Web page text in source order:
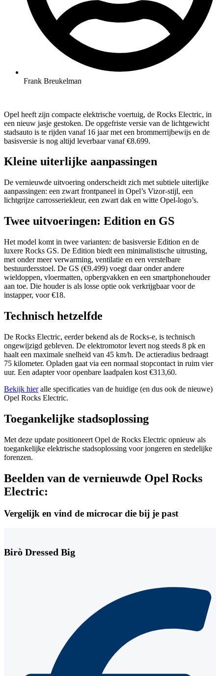
Frank Breukelman
Opel heeft zijn compacte elektrische voertuig, de Rocks Electric, in
een nieuw jasje gestoken. De opgefriste versie van de lichtgewicht
stadsauto is te rijden vanaf 16 jaar met een brommerrijbewijs en de
basisversie is nog altijd leverbaar vanaf €8.699.
Kleine uiterlijke aanpassingen
De vernieuwde uitvoering onderscheidt zich met subtiele uiterlijke
aanpassingen: een zwart frontpaneel in Opel’s Vizor-stijl, een
lichtgrijze carrosseriekleur, een zwart dak en witte Opel-logo’s.
Twee uitvoeringen: Edition en GS
Het model komt in twee varianten: de basisversie Edition en de
luxere Rocks GS. De Edition biedt een minimalistische uitrusting,
met onder meer verwarming, ventilatie en een verstelbare
bestuurdersstoel. De GS (€9.499) voegt daar onder andere
wieldoppen, vloermatten, opbergvakken en een smartphonehouder
aan toe. Die houder is als losse optie ook verkrijgbaar voor de
instapper, voor €18.
Technisch hetzelfde
De Rocks Electric, eerder bekend als de Rocks-e, is technisch
ongewijzigd gebleven. De elektromotor levert nog steeds 8 pk en
haalt een maximale snelheid van 45 km/h. De actieradius bedraagt
75 kilometer. Opladen gaat via een normaal stopcontact in ruim vier
uur. Een adapter voor openbare laadpalen kost €313,60.
Bekijk hieralle specificaties van de huidige (en dus ook de nieuwe)
Opel Rocks Electric.
Toegankelijke stadsoplossing
Met deze update positioneert Opel de Rocks Electric opnieuw als
toegankelijke elektrische stadsoplossing voor jongeren en stedelijke
forenzen.
Beelden van de vernieuwde Opel Rocks
Electric:
Vergelijk en vind de microcar die bij je past
Birò Dressed Big